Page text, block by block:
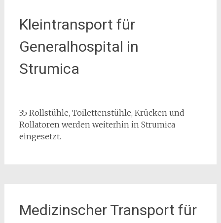
Kleintransport für
Generalhospital in
Strumica
35 Rollstühle, Toilettenstühle, Krücken und
Rollatoren werden weiterhin in Strumica
eingesetzt.
Medizinscher Transport für